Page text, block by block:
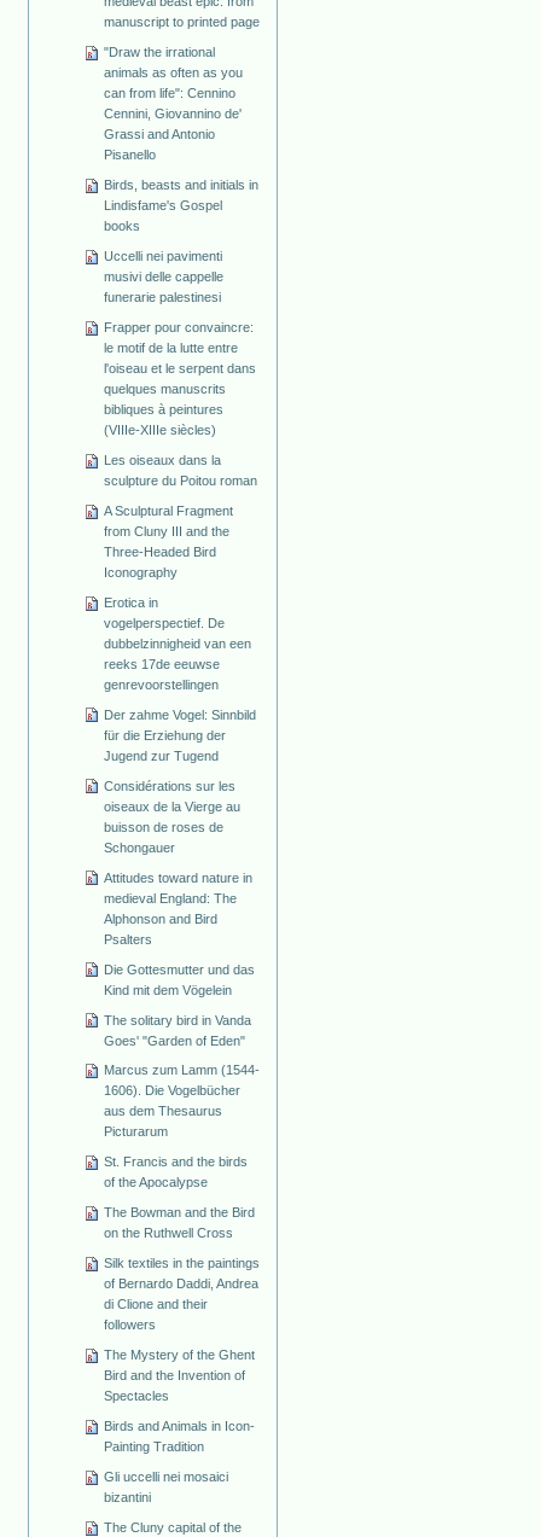
manuscript to printed page
"Draw the irrational
animals as often as you
can from life": Cennino
Cennini, Giovannino de'
Grassi and Antonio
Pisanello
Birds, beasts and initials in
Lindisfame's Gospel
books
Uccelli nei pavimenti
musivi delle cappelle
funerarie palestinesi
Frapper pour convaincre:
le motif de la lutte entre
l'oiseau et le serpent dans
quelques manuscrits
bibliques à peintures
(VIIIe-XIIIe siècles)
Les oiseaux dans la
sculpture du Poitou roman
A Sculptural Fragment
from Cluny III and the
Three-Headed Bird
Iconography
Erotica in
vogelperspectief. De
dubbelzinnigheid van een
reeks 17de eeuwse
genrevoorstellingen
Der zahme Vogel: Sinnbild
für die Erziehung der
Jugend zur Tugend
Considérations sur les
oiseaux de la Vierge au
buisson de roses de
Schongauer
Attitudes toward nature in
medieval England: The
Alphonson and Bird
Psalters
Die Gottesmutter und das
Kind mit dem Vögelein
The solitary bird in Vanda
Goes' "Garden of Eden"
Marcus zum Lamm (1544-
1606). Die Vogelbücher
aus dem Thesaurus
Picturarum
St. Francis and the birds
of the Apocalypse
The Bowman and the Bird
on the Ruthwell Cross
Silk textiles in the paintings
of Bernardo Daddi, Andrea
di Clione and their
followers
The Mystery of the Ghent
Bird and the Invention of
Spectacles
Birds and Animals in Icon-
Painting Tradition
Gli uccelli nei mosaici
bizantini
The Cluny capital of the